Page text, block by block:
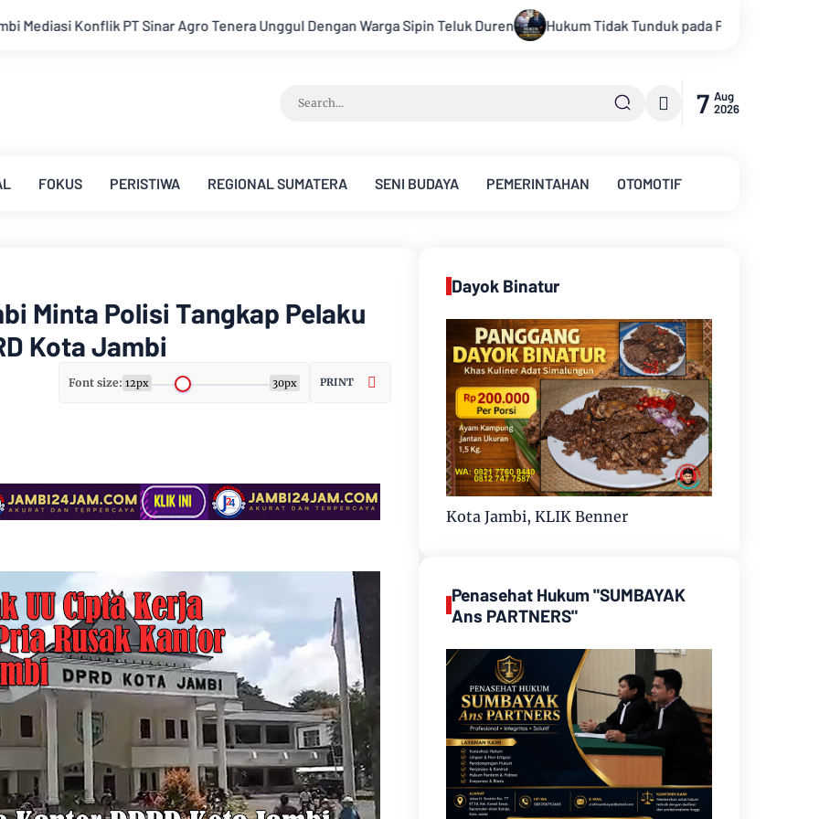
Tenera Unggul Dengan Warga Sipin Teluk Duren Hukum Tidak Tunduk pada Persepsi: Kritik Terhadap Monopoli Kebenaran
7 Aug
2026
FOKUS PERISTIWA REGIONAL SUMATERA SENI BUDAYA PEMERINTAHAN OTOMOTIF
Minta Polisi Tangkap Pelaku
Kota Jambi
Font size: 12px 30px PRINT
Dayok Binatur
Kota Jambi, KLIK Benner
Penasehat Hukum "SUMBAYAK
Ans PARTNERS"